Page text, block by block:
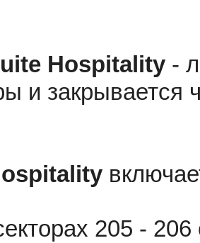
Hospitality -
и закрывается
205 -